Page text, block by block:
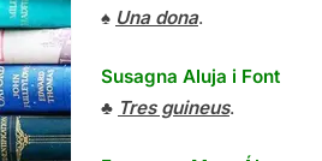
♠ Una dona.
Susagna Aluja i Font
♣ Tres guineus.